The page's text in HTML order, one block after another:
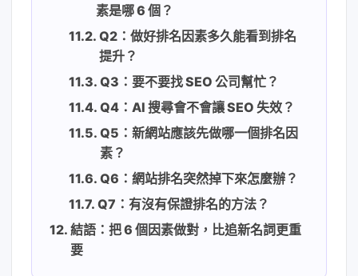
素是哪 6 個？
Q2：做好排名因素多久能看到排名
提升？
Q3：要不要找 SEO 公司幫忙？
Q4：AI 搜尋會不會讓 SEO 失效？
Q5：新網站應該先做哪一個排名因
素？
Q6：網站排名突然掉下來怎麼辦？
Q7：有沒有保證排名的方法？
結語：把 6 個因素做對，比追新名詞更重
要